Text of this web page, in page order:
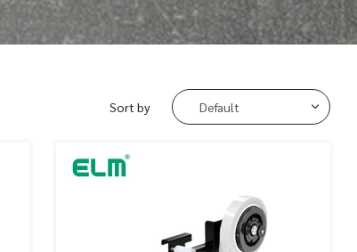
Sort by